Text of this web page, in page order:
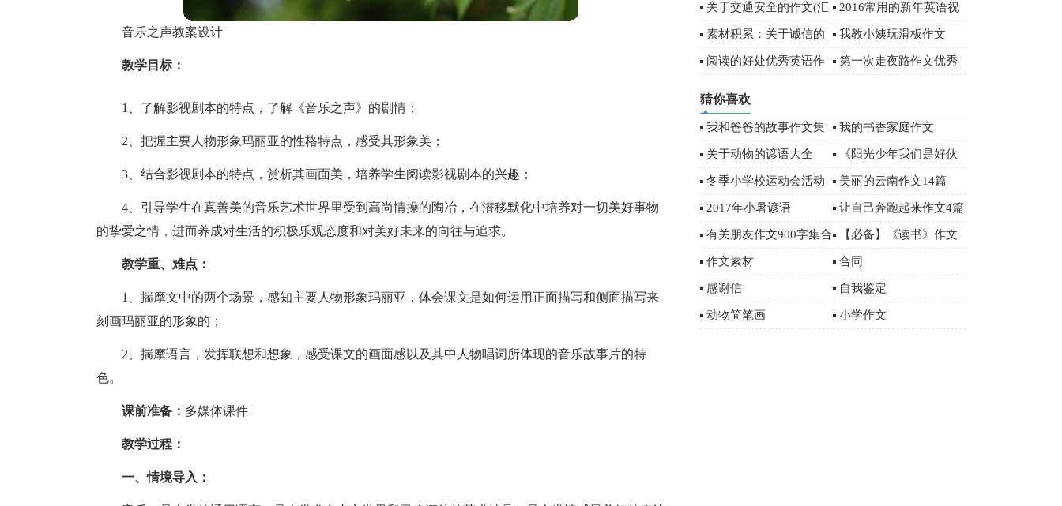
音乐之声教案设计
教学目标：
1、了解影视剧本的特点，了解《音乐之声》的剧情；
2、把握主要人物形象玛丽亚的性格特点，感受其形象美；
3、结合影视剧本的特点，赏析其画面美，培养学生阅读影视剧本的兴趣；
4、引导学生在真善美的音乐艺术世界里受到高尚情操的陶冶，在潜移默化中培养对一切美好事物
的挚爱之情，进而养成对生活的积极乐观态度和对美好未来的向往与追求。
教学重、难点：
1、揣摩文中的两个场景，感知主要人物形象玛丽亚，体会课文是如何运用正面描写和侧面描写来
刻画玛丽亚的形象的；
2、揣摩语言，发挥联想和想象，感受课文的画面感以及其中人物唱词所体现的音乐故事片的特
色。
课前准备： 多媒体课件
教学过程：
一、情境导入：
字关于交通安全的作文(汇
编15篇)
2016常用的新年英语祝
福语（附中文）
素材积累：关于诚信的
经典名言
我教小姨玩滑板作文
阅读的好处优秀英语作 第一次走夜路作文优秀
猜你喜欢
我和爸爸的故事作文集
锦15篇
我的书香家庭作文
关于动物的谚语大全 《阳光少年我们是好伙
伴》优秀作文
冬季小学校运动会活动
总结范文（通用5篇）
美丽的云南作文14篇
2017年小暑谚语 让自己奔跑起来作文4篇
有关朋友作文900字集合
五篇
【必备】《读书》作文
500字汇编五篇
作文素材 合同
感谢信 自我鉴定
动物简笔画 小学作文